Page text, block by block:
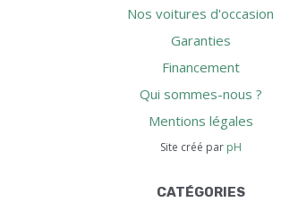
Nos voitures d'occasion
Garanties
Financement
Qui sommes-nous ?
Mentions légales
Site créé par pH
CATÉGORIES